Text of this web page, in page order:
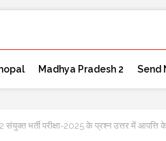
Madhya Pradesh 2 Send
भर्ती परीक्षा-2025 के प्रश्न उत्तर में आपत्ति